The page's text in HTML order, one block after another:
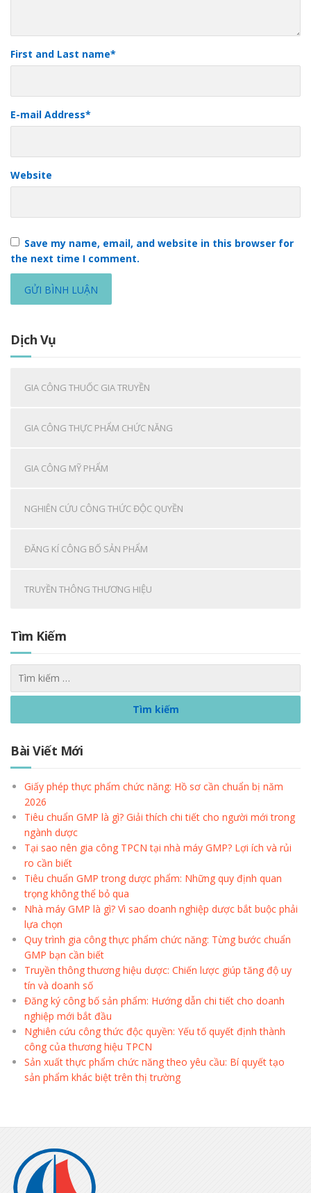
First and Last name*
E-mail Address*
Website
Save my name, email, and website in this browser for
the next time I comment.
Dịch Vụ
GIA CÔNG THUỐC GIA TRUYỀN
GIA CÔNG THỰC PHẨM CHỨC NĂNG
GIA CÔNG MỸ PHẨM
NGHIÊN CỨU CÔNG THỨC ĐỘC QUYỀN
ĐĂNG KÍ CÔNG BỐ SẢN PHẨM
TRUYỀN THÔNG THƯƠNG HIỆU
Tìm Kiếm
Bài Viết Mới
Giấy phép thực phẩm chức năng: Hồ sơ cần chuẩn bị năm
2026
Tiêu chuẩn GMP là gì? Giải thích chi tiết cho người mới trong
ngành dược
Tại sao nên gia công TPCN tại nhà máy GMP? Lợi ích và rủi
ro cần biết
Tiêu chuẩn GMP trong dược phẩm: Những quy định quan
trọng không thể bỏ qua
Nhà máy GMP là gì? Vì sao doanh nghiệp dược bắt buộc phải
lựa chọn
Quy trình gia công thực phẩm chức năng: Từng bước chuẩn
GMP bạn cần biết
Truyền thông thương hiệu dược: Chiến lược giúp tăng độ uy
tín và doanh số
Đăng ký công bố sản phẩm: Hướng dẫn chi tiết cho doanh
nghiệp mới bắt đầu
Nghiên cứu công thức độc quyền: Yếu tố quyết định thành
công của thương hiệu TPCN
Sản xuất thực phẩm chức năng theo yêu cầu: Bí quyết tạo
sản phẩm khác biệt trên thị trường